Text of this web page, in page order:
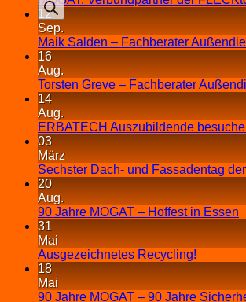
12
Sep.
Maik Salden – Fachberater
16
Aug.
Torsten Greve – Fachberater
14
Aug.
ERBATECH Auszubildende
03
März
Sechster Dach- und Fassadentag
20
Aug.
90 Jahre MOGAT – Hoffest in Essen
31
Mai
Ausgezeichnetes Recycling!
18
Mai
90 Jahre MOGAT – 90 Jahre